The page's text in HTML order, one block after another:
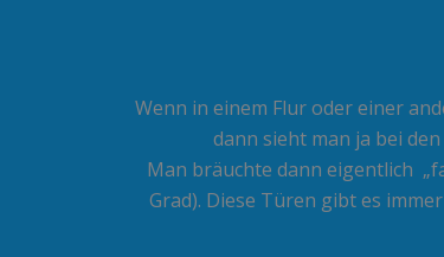
Wenn in einem Flur oder einer
dann sieht man ja bei
Man bräuchte dann eigentlich
Grad). Diese Türen gibt es